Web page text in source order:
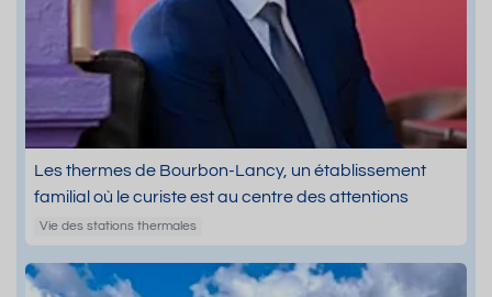
Les thermes de Bourbon-Lancy, un établissement
familial où le curiste est au centre des attentions
Vie des stations thermales